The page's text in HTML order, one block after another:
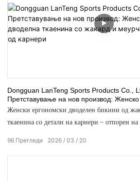
удобна плетена еластична ткаенина која е
Преку специјални завршни третмани,
отпорност на хлорирана вода, заштита од УВ
впивање на влага. Уникатниот дизајн со
флексибилни производствени решенија,
брендовите да создадат диференцирани
Dongguan LanTeng Sports Products Co.,
Претставување на нов производ:
дводелна ткаенина со жакард и
Женски ергономски дводелен бикини од
ткаенина со детали на карнери – отпорен
2026 03 20
96 Прегледи